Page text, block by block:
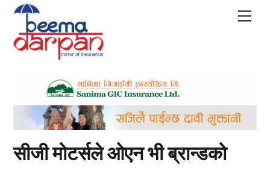
Skip
content
सीजी मोटर्सले ओएन भी ब्रान्डको